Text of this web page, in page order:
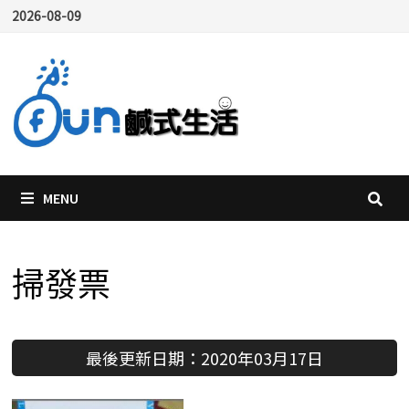
Skip
content
2026-08-09
MENU
掃發票
最後更新日期：2020年03月17日